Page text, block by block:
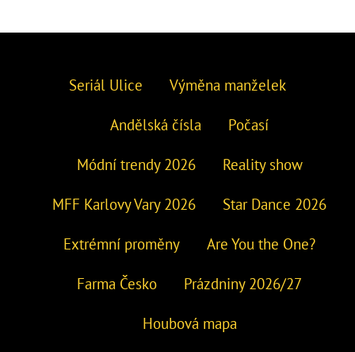
Seriál Ulice Výměna manželek
Andělská čísla Počasí
Módní trendy 2026 Reality show
MFF Karlovy Vary 2026 Star Dance 2026
Extrémní proměny Are You the One?
Farma Česko Prázdniny 2026/27
Houbová mapa